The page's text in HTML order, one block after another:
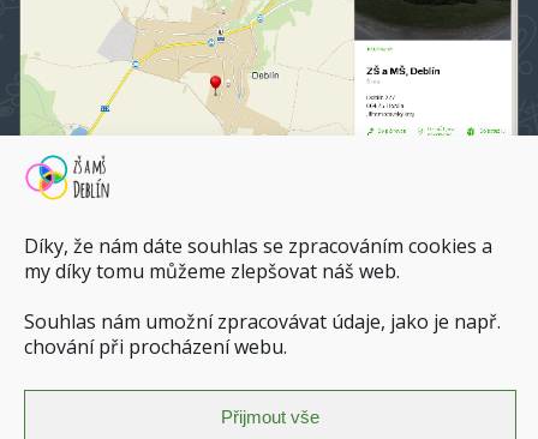
Díky, že nám dáte souhlas se zpracováním cookies a
my díky tomu můžeme zlepšovat náš web.
Souhlas nám umožní zpracovávat údaje, jako je např.
chování při procházení webu.
Přijmout vše
ZŠ a MŠ Deblín na mapy.cz
Dopravní spojení do ZŠ a MŠ Deblín
Povinně zveřejňované informace